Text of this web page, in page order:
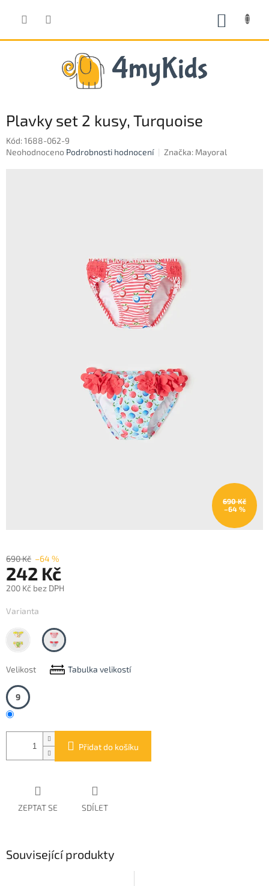
Plavky set 2 kusy, Turquoise
Kód:1688-062-9
Průměrné
Neohodnoceno Podrobnosti hodnocení Značka: Mayoral
690 Kč
–64 %
690 Kč –64 %
242 Kč
200 Kč bez DPH
cena:
Varianta
Lemon Turquoise
Velikost Tabulka velikostí
9
Přidat do košíku
ZEPTAT SE SDÍLET
Související produkty